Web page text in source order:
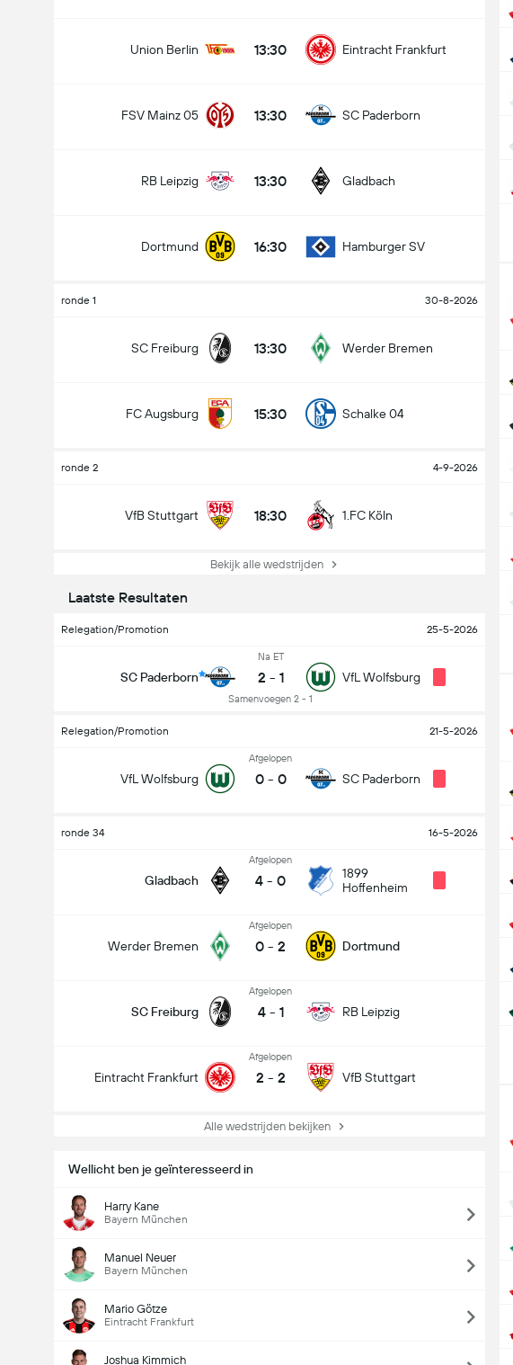
Union Berlin 13:30 Eintracht Frankfurt
FSV Mainz 05 13:30 SC Paderborn
RB Leipzig 13:30 Gladbach
Dortmund 16:30 Hamburger SV
ronde 1 30-8-2026
SC Freiburg 13:30 Werder Bremen
FC Augsburg 15:30 Schalke 04
ronde 2 4-9-2026
VfB Stuttgart 18:30 1.FC Köln
Bekijk alle wedstrijden
Laatste Resultaten
Relegation/Promotion 25-5-2026
SC Paderborn
Na ET
2 - 1
Samenvoegen 2 - 1
VfL Wolfsburg
Relegation/Promotion 21-5-2026
VfL Wolfsburg
Afgelopen
0 - 0 SC Paderborn
ronde 34 16-5-2026
Gladbach
Afgelopen
4 - 0
1899
Hoffenheim
Werder Bremen
Afgelopen
0 - 2 Dortmund
SC Freiburg
Afgelopen
4 - 1 RB Leipzig
Eintracht Frankfurt
Afgelopen
2 - 2 VfB Stuttgart
Alle wedstrijden bekijken
Wellicht ben je geïnteresseerd in
Harry Kane
Bayern München
Manuel Neuer
Bayern München
Mario Götze
Eintracht Frankfurt
Joshua Kimmich